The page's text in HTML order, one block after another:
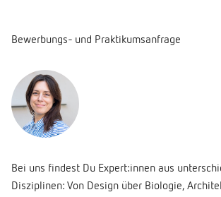
Bewerbungs- und Praktikumsanfrage
Bei uns findest Du Expert:innen aus
Disziplinen: Von Design über Biologie,